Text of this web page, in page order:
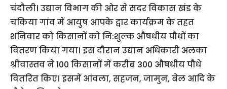
चंदौली। उद्यान विभाग की ओर से सदर विकास खंड के
चकिया गांव में आयुष आपके द्वार कार्यक्रम के तहत
शनिवार को किसानों को नि:शुल्क औषधीय पौधों का
वितरण किया गया। इस दौरान उद्यान अधिकारी अलका
श्रीवास्तव ने 100 किसानों में करीब 300 औषधीय पौधे
वितरित किए। इसमें आंवला, सहजन, जामुन, बेल आदि के